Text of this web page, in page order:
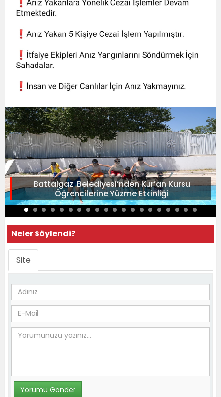
Battalgazi Belediyesi’nden Kur’an Kursu
Öğrencilerine Yüzme Etkinliği
Neler Söylendi?
Site